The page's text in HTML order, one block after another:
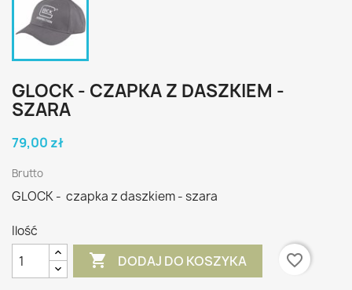
GLOCK - CZAPKA Z DASZKIEM -
SZARA
79,00 zł
Brutto
GLOCK - czapka z daszkiem - szara
Ilość
 DODAJ DO KOSZYKA favorite_border